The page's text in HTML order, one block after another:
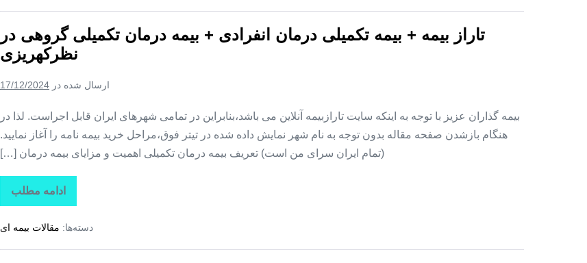
درمان
+
بیمه
درمان
تکمیلی
در
تاراز بیمه + بیمه تکمیلی درمان انفرادی + بیمه درمان تکمیلی گروهی در
نظرکهریزی
ارسال شده در 17/12/2024
بیمه گذاران عزیز با توجه به اینکه سایت تارازبیمه آنلاین می باشد،بنابراین در تمامی شهرهای ایران قابل اجراست. لذا در
هنگام بازشدن صفحه مقاله بدون توجه به نام شهر نمایش داده شده در تیتر فوق،مراحل خرید بیمه نامه را آغاز نمایید.
(تمام ایران سرای من است) تعریف بیمه درمان تکمیلی اهمیت و مزایای بیمه درمان […]
ادامه مطلب
تاراز
بیمه
بیمه
درمان
دسته‌ها: مقالات بیمه ای